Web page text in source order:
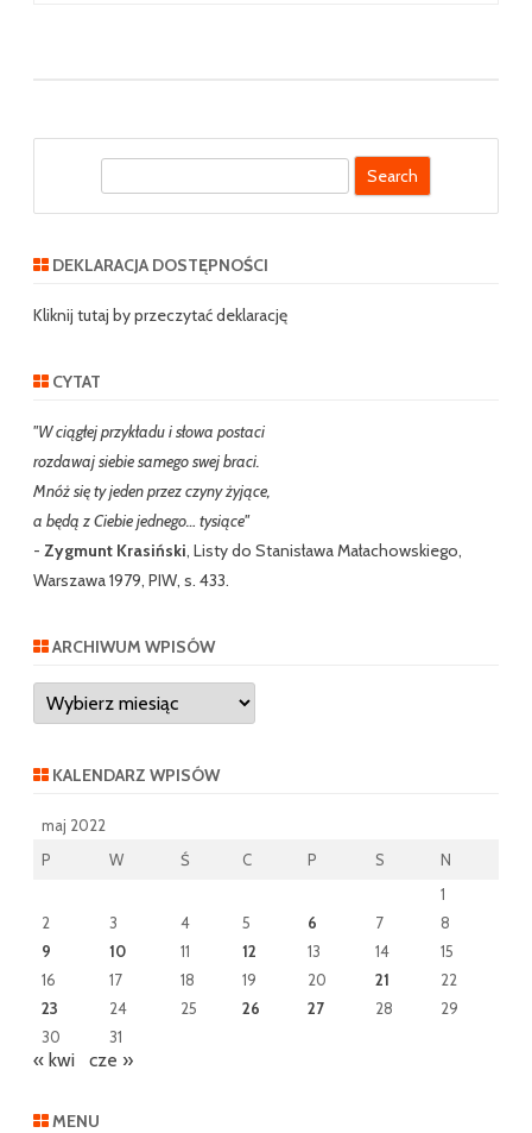
r
h
DEKLARACJA DOSTĘPNOŚCI
Kliknij tutaj by przeczytać deklarację
CYTAT
"W ciągłej przykładu i słowa postaci
rozdawaj siebie samego swej braci.
Mnóż się ty jeden przez czyny żyjące,
a będą z Ciebie jednego… tysiące"
- Zygmunt Krasiński, Listy do Stanisława Małachowskiego,
Warszawa 1979, PIW, s. 433.
ARCHIWUM WPISÓW
Archiwum
wpisów
KALENDARZ WPISÓW
maj 2022
P
W Ś C P S
N
1
2
3 4 5 6 7
8
9
10 11 12 13 14
15
16
17 18 19 20 21
22
23
24 25 26 27 28
29
30
31
« kwi cze »
MENU